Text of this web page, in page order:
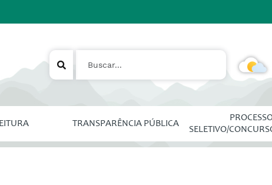
TRANSPARÊNCIA PÚBLICA
SELETIVO/